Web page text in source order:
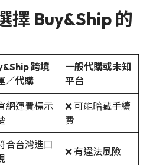
擇 Buy&Ship 的
跨境
／代購
一般代購或未知
平台
網運費標示
❌ 可能暗藏手續
費
合台灣進口
❌ 有違法風險